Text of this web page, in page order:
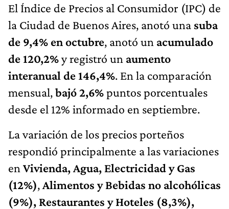
El Índice de Precios al Consumidor (IPC) de
la Ciudad de Buenos Aires, anotó una suba
de 9,4% en octubre, anotó un acumulado
de 120,2%y registró un aumento
interanual de 146,4%. En la comparación
mensual,bajó 2,6%puntos porcentuales
desde el 12% informado en septiembre.
La variación de los precios porteños
respondió principalmente a las variaciones
en Vivienda, Agua, Electricidad y Gas
(12%),Alimentos y Bebidas no alcohólicas
(9%), Restaurantes y Hoteles (8,3%),